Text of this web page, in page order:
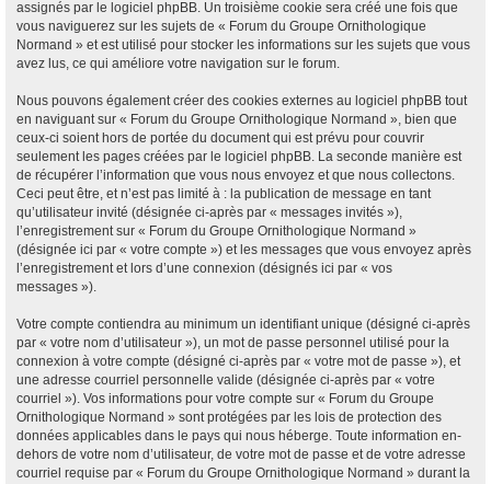
assignés par le logiciel phpBB. Un troisième cookie sera créé une fois que
vous naviguerez sur les sujets de « Forum du Groupe Ornithologique
Normand » et est utilisé pour stocker les informations sur les sujets que vous
avez lus, ce qui améliore votre navigation sur le forum.
Nous pouvons également créer des cookies externes au logiciel phpBB tout
en naviguant sur « Forum du Groupe Ornithologique Normand », bien que
ceux-ci soient hors de portée du document qui est prévu pour couvrir
seulement les pages créées par le logiciel phpBB. La seconde manière est
de récupérer l’information que vous nous envoyez et que nous collectons.
Ceci peut être, et n’est pas limité à : la publication de message en tant
qu’utilisateur invité (désignée ci-après par « messages invités »),
l’enregistrement sur « Forum du Groupe Ornithologique Normand »
(désignée ici par « votre compte ») et les messages que vous envoyez après
l’enregistrement et lors d’une connexion (désignés ici par « vos
messages »).
Votre compte contiendra au minimum un identifiant unique (désigné ci-après
par « votre nom d’utilisateur »), un mot de passe personnel utilisé pour la
connexion à votre compte (désigné ci-après par « votre mot de passe »), et
une adresse courriel personnelle valide (désignée ci-après par « votre
courriel »). Vos informations pour votre compte sur « Forum du Groupe
Ornithologique Normand » sont protégées par les lois de protection des
données applicables dans le pays qui nous héberge. Toute information en-
dehors de votre nom d’utilisateur, de votre mot de passe et de votre adresse
courriel requise par « Forum du Groupe Ornithologique Normand » durant la